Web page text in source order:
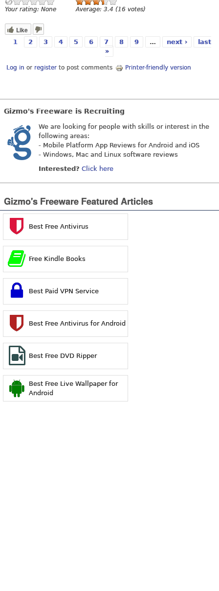
Your rating: None Average: 3.4 (16 votes)
Like
Pages
1 2 3 4 5 6 7 8 9 … next ›
last
»
Log in or register to post comments Printer-friendly version
Gizmo's Freeware is Recruiting
We are looking for people with skills or interest in the
following areas:
- Mobile Platform App Reviews for Android and iOS
- Windows, Mac and Linux software reviews
Interested? Click here
Gizmo's Freeware Featured Articles
Best Free Antivirus
Free Kindle Books
Best Paid VPN Service
Best Free Antivirus for Android
Best Free DVD Ripper
Best Free Live Wallpaper for
Android